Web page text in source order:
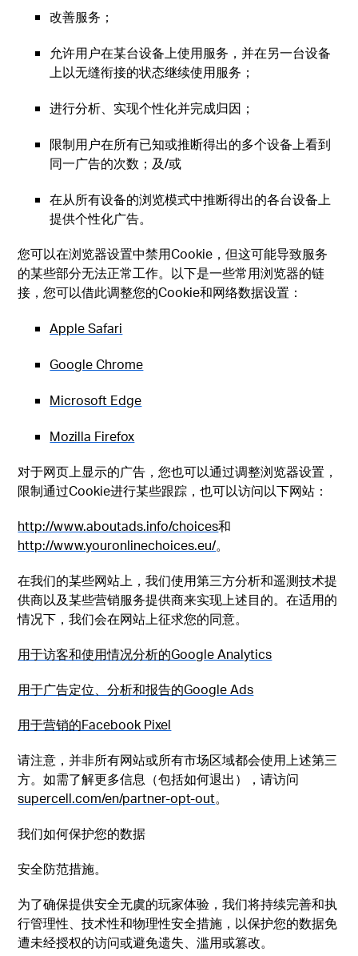
改善服务；
允许用户在某台设备上使用服务，并在另一台设备
上以无缝衔接的状态继续使用服务；
进行分析、实现个性化并完成归因；
限制用户在所有已知或推断得出的多个设备上看到
同一广告的次数；及/或
在从所有设备的浏览模式中推断得出的各台设备上
提供个性化广告。
您可以在浏览器设置中禁用Cookie，但这可能导致服务
的某些部分无法正常工作。以下是一些常用浏览器的链
接，您可以借此调整您的Cookie和网络数据设置：
Apple Safari
Google Chrome
Microsoft Edge
Mozilla Firefox
对于网页上显示的广告，您也可以通过调整浏览器设置，
限制通过Cookie进行某些跟踪，也可以访问以下网站：
http://www.aboutads.info/choices和
http://www.youronlinechoices.eu/。
在我们的某些网站上，我们使用第三方分析和遥测技术提
供商以及某些营销服务提供商来实现上述目的。在适用的
情况下，我们会在网站上征求您的同意。
用于访客和使用情况分析的Google Analytics
用于广告定位、分析和报告的Google Ads
用于营销的Facebook Pixel
请注意，并非所有网站或所有市场区域都会使用上述第三
方。如需了解更多信息（包括如何退出），请访问
supercell.com/en/partner-opt-out。
我们如何保护您的数据
安全防范措施。
为了确保提供安全无虞的玩家体验，我们将持续完善和执
行管理性、技术性和物理性安全措施，以保护您的数据免
遭未经授权的访问或避免遗失、滥用或篡改。